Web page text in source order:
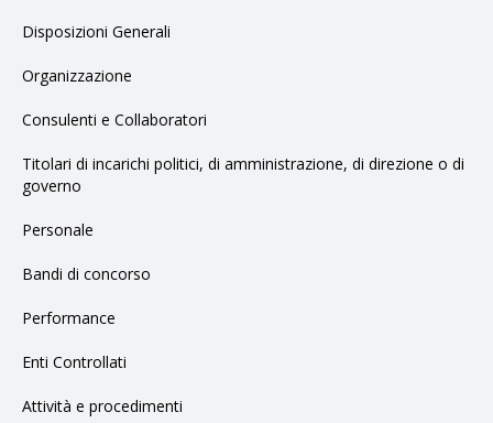
Disposizioni Generali
Organizzazione
Consulenti e Collaboratori
Titolari di incarichi politici, di amministrazione, di direzione o di
governo
Personale
Bandi di concorso
Performance
Enti Controllati
Attività e procedimenti